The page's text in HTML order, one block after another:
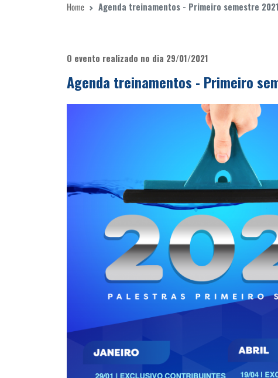
Home Agenda treinamentos - Primeiro semestre 2021
O evento realizado no dia 29/01/2021
Agenda treinamentos - Primeiro